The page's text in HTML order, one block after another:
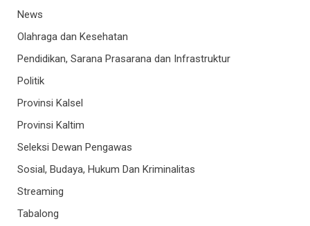
News
Olahraga dan Kesehatan
Pendidikan, Sarana Prasarana dan Infrastruktur
Politik
Provinsi Kalsel
Provinsi Kaltim
Seleksi Dewan Pengawas
Sosial, Budaya, Hukum Dan Kriminalitas
Streaming
Tabalong